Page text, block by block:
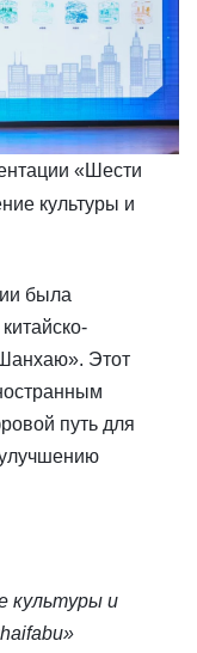
«Шести
культуры и
была
Этот
путь для
культуры и